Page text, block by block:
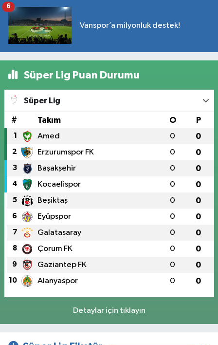
Vanspor’a milyonluk destek!
6
Süper Lig Puan Durumu
Süper Lig
# Takım O P
1 Amed 0 0
2 Erzurumspor FK 0 0
3 Başakşehir 0 0
4 Kocaelispor 0 0
5 Beşiktaş 0 0
6 Eyüpspor 0 0
7 Galatasaray 0 0
8 Çorum FK 0 0
9 Gaziantep FK 0 0
10 Alanyaspor 0 0
Detaylar için tıklayın